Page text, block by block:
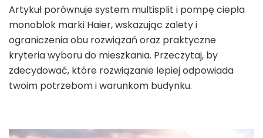
Artykuł porównuje system multisplit i pompę ciepła
monoblok marki Haier, wskazując zalety i
ograniczenia obu rozwiązań oraz praktyczne
kryteria wyboru do mieszkania. Przeczytaj, by
zdecydować, które rozwiązanie lepiej odpowiada
twoim potrzebom i warunkom budynku.